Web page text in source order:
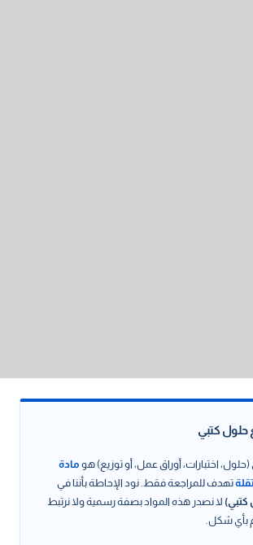
حلول كتبي
اختبارات، أوراق عمل، أو توزيع) هو مادة
تهدف للمراجعة فقط. نود الإحاطة بأننا في
كتبي) لا نصدر هذه المواد بصفة رسمية ولا نرتبط
بأي شكل.